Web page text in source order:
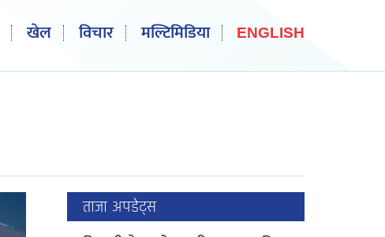
खेल विचार मल्टिमिडिया ENGLISH
ताजा अपडेट्स